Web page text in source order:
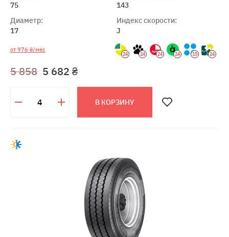
75
Диаметр:
17
143
Индекс скорости:
J
от 976 ₴/мес
24 24 24 24 15 24
5 858 5 682 ₴
В КОРЗИНУ